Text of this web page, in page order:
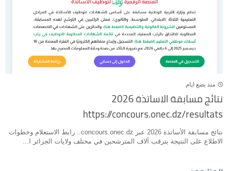
منذ بضع ايام
نتائج مسابقة الاساتذة 2026
https://concours.onec.dz/resultats
نتائج مسابقة الأساتذة 2026 عبر concours.onec.dz.. رابط الاستعلام وخطوات
الاطلاع على النتيجة يترقب آلاف المترشحين في مختلف ولايات الجزائر ا...